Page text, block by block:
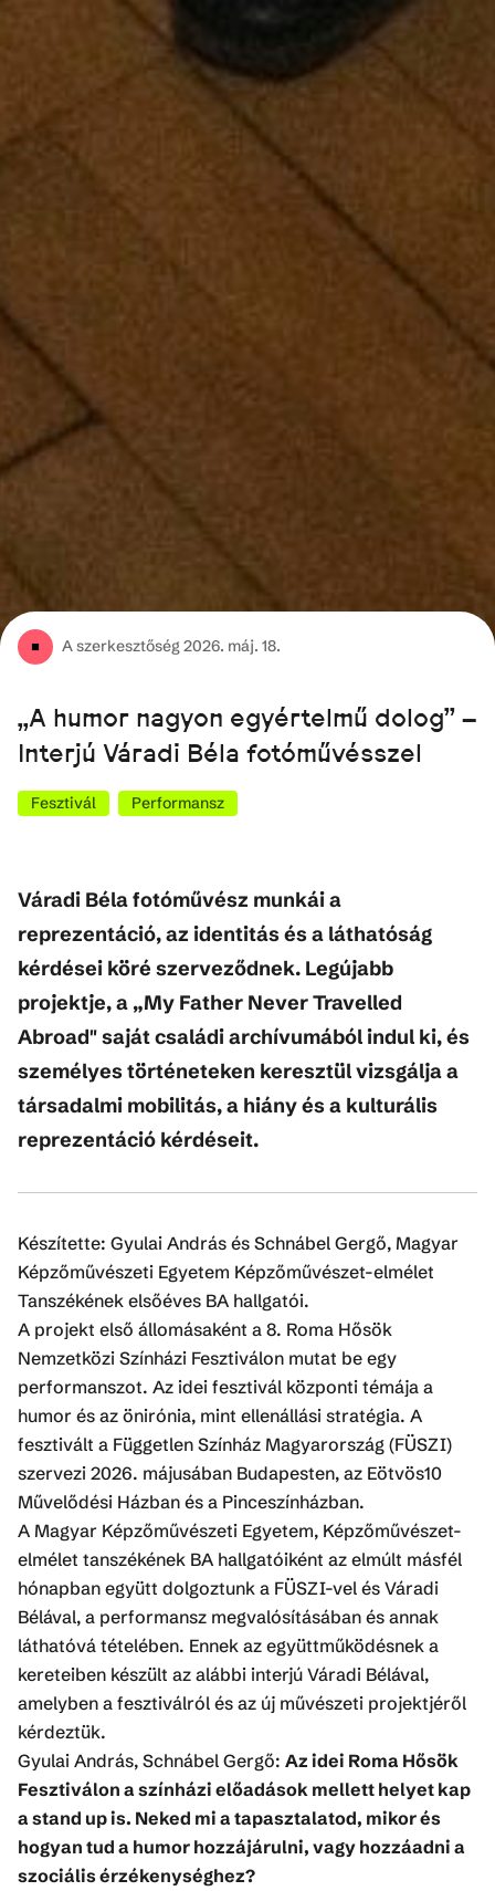
A szerkesztőség 2026. máj. 18.
„A humor nagyon egyértelmű dolog” –
Interjú Váradi Béla fotóművésszel
Fesztivál Performansz
Váradi Béla fotóművész munkái a
reprezentáció, az identitás és a láthatóság
kérdései köré szerveződnek. Legújabb
projektje, a „My Father Never Travelled
Abroad" saját családi archívumából indul ki, és
személyes történeteken keresztül vizsgálja a
társadalmi mobilitás, a hiány és a kulturális
reprezentáció kérdéseit.
Készítette: Gyulai András és Schnábel Gergő, Magyar
Képzőművészeti Egyetem Képzőművészet-elmélet
Tanszékének elsőéves BA hallgatói.
A projekt első állomásaként a 8. Roma Hősök
Nemzetközi Színházi Fesztiválon mutat be egy
performanszot. Az idei fesztivál központi témája a
humor és az önirónia, mint ellenállási stratégia. A
fesztivált a Független Színház Magyarország (FÜSZI)
szervezi 2026. májusában Budapesten, az Eötvös10
Művelődési Házban és a Pinceszínházban.
A Magyar Képzőművészeti Egyetem, Képzőművészet-
elmélet tanszékének BA hallgatóiként az elmúlt másfél
hónapban együtt dolgoztunk a FÜSZI-vel és Váradi
Bélával, a performansz megvalósításában és annak
láthatóvá tételében. Ennek az együttműködésnek a
kereteiben készült az alábbi interjú Váradi Bélával,
amelyben a fesztiválról és az új művészeti projektjéről
kérdeztük.
Gyulai András, Schnábel Gergő: Az idei Roma Hősök
Fesztiválon a színházi előadások mellett helyet kap
a stand up is. Neked mi a tapasztalatod, mikor és
hogyan tud a humor hozzájárulni, vagy hozzáadni a
szociális érzékenységhez?